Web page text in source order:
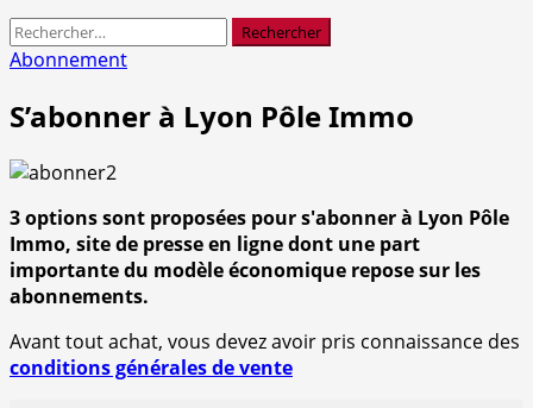
Rechercher :
Abonnement
S’abonner à Lyon Pôle Immo
3 options sont proposées pour s'abonner à Lyon Pôle
Immo, site de presse en ligne dont une part
importante du modèle économique repose sur les
abonnements.
Avant tout achat, vous devez avoir pris connaissance des
conditions générales de vente